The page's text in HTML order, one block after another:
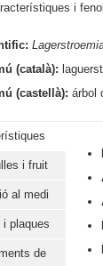
i
(català):
(castellà): árbol
i fruit
al medi
i plaques
de